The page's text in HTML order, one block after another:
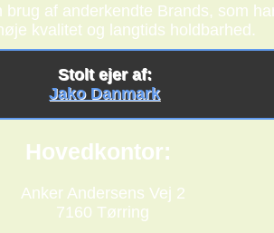
brug af anderkendte Brands, som
kvalitet og langtids holdbarhed.
Stolt ejer af:
Jako Danmark
Hovedkontor:
Anker Andersens Vej 2
7160 Tørring